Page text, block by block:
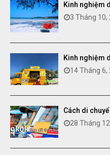
Kinh nghiệm
3 Tháng 10,
Kinh nghiệm
14 Tháng 6,
Cách di
28 Tháng